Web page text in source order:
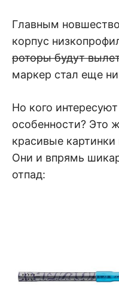
Главным
корпус
роторы будут
маркер стал еще
Но кого
особенности? Это
красивые
Они и впрямь
отпад: